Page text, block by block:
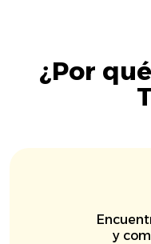
¿Por
y